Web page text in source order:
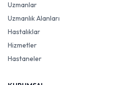
Uzmanlar
Uzmanlık Alanları
Hastalıklar
Hizmetler
Hastaneler